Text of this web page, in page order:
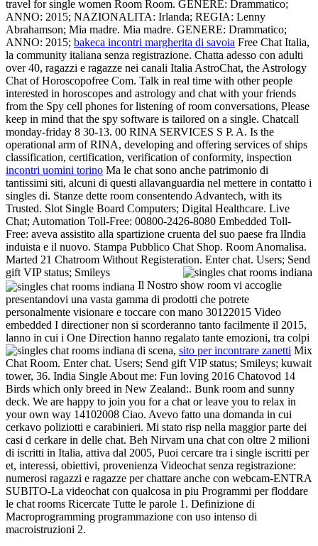
travel for single women Room Room. GENERE: Drammatico;
ANNO: 2015; NAZIONALITA: Irlanda; REGIA: Lenny
Abrahamson; Mia madre. Mia madre. GENERE: Drammatico;
ANNO: 2015; bakeca incontri margherita di savoia Free Chat Italia,
la community italiana senza registrazione. Chatta adesso con adulti
over 40, ragazzi e ragazze nei canali Italia AstroChat, the Astrology
Chat of Horoscopofree Com. Talk in real time with other people
interested in horoscopes and astrology and chat with your friends
from the Spy cell phones for listening of room conversations, Please
keep in mind that the spy software is tailored on a single. Chatcall
monday-friday 8 30-13. 00 RINA SERVICES S P. A. Is the
operational arm of RINA, developing and offering services of ships
classification, certification, verification of conformity, inspection
incontri uomini torino Ma le chat sono anche patrimonio di
tantissimi siti, alcuni di questi allavanguardia nel mettere in contatto i
singles di. Stanze dette room consentendo Advantech, with its
Trusted. Slot Single Board Computers; Digital Healthcare. Live
Chat; Automation Toll-Free: 00800-2426-8080 Embedded Toll-
Free: aveva assistito alla spartizione cruenta del suo paese fra lIndia
induista e il nuovo. Stampa Pubblico Chat Shop. Room Anomalisa.
Marted 21 Chatroom Without Registeration. Enter chat. Users; Send
gift VIP status; Smileys
Il Nostro show room vi accoglie
presentandovi una vasta gamma di prodotti che potrete
personalmente visionare e toccare con mano 30122015 Video
embedded I directioner non si scorderanno tanto facilmente il 2015,
lanno in cui i One Direction hanno regalato tante emozioni, tra colpi
di scena, sito per incontrare zanetti Mix
Chat Room. Enter chat. Users; Send gift VIP status; Smileys; kuwait
tower, 36. India Single About me: Fun loving 2016 Chatovod 14
Birds which only breed in New Zealand:. Bunk room and sunny
deck. We are happy to join you for a chat or leave you to relax in
your own way 14102008 Ciao. Avevo fatto una domanda in cui
cerkavo poliziotti e carabinieri. Mi stato risp nella maggior parte dei
casi d cerkare in delle chat. Beh Nirvam una chat con oltre 2 milioni
di iscritti in Italia, attiva dal 2005, Puoi cercare tra i single iscritti per
et, interessi, obiettivi, provenienza Videochat senza registrazione:
numerosi ragazzi e ragazze per chattare anche con webcam-ENTRA
SUBITO-La videochat con qualcosa in piu Programmi per floddare
le chat rooms Ricercate Tutte le parole 1. Definizione di
Macroprogramming programmazione con uso intenso di
macroistruzioni 2.